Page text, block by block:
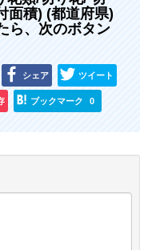
面積) (都道府県)
ら、次のボタン
シェア ツイート
ブックマーク 0